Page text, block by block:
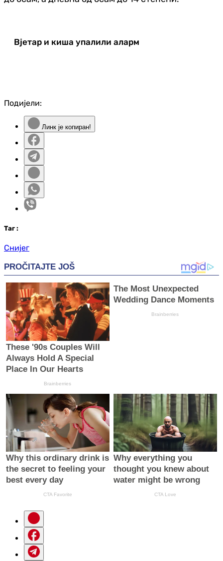
Вјетар и киша упалили аларм
Подијели:
Линк је копиран!
Таг :
Снијег